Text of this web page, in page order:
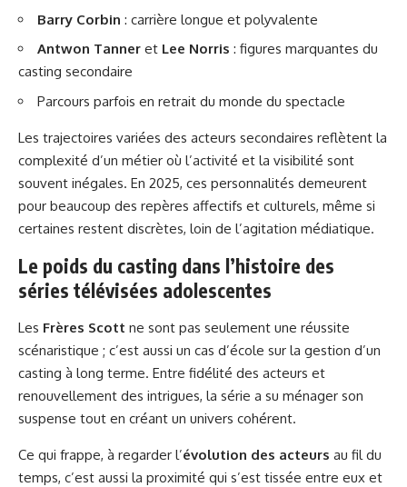
Barry Corbin : carrière longue et polyvalente
Antwon Tanner et Lee Norris : figures marquantes du
casting secondaire
Parcours parfois en retrait du monde du spectacle
Les trajectoires variées des acteurs secondaires reflètent la
complexité d’un métier où l’activité et la visibilité sont
souvent inégales. En 2025, ces personnalités demeurent
pour beaucoup des repères affectifs et culturels, même si
certaines restent discrètes, loin de l’agitation médiatique.
Le poids du casting dans l’histoire des
séries télévisées adolescentes
Les Frères Scott ne sont pas seulement une réussite
scénaristique ; c’est aussi un cas d’école sur la gestion d’un
casting à long terme. Entre fidélité des acteurs et
renouvellement des intrigues, la série a su ménager son
suspense tout en créant un univers cohérent.
Ce qui frappe, à regarder l’évolution des acteurs au fil du
temps, c’est aussi la proximité qui s’est tissée entre eux et